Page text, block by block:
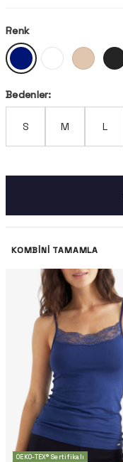
Renk
Bedenler:
S M L
KOMBINI TAMAMLA
OEKO-TEX® Sertifikalı